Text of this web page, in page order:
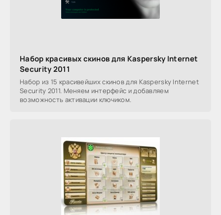
Набор красивых скинов для Kaspersky Internet
Security 2011
Набор из 15 красивейших скинов для Kaspersky Internet
Security 2011. Меняем интерфейс и добавляем
возможность активации ключиком.